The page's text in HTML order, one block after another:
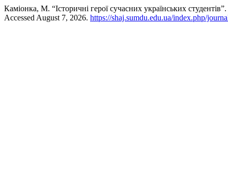
Каміонка, М. “Історичні герої сучасних українських студентів”.
Accessed August 7, 2026. https://shaj.sumdu.edu.ua/index.php/